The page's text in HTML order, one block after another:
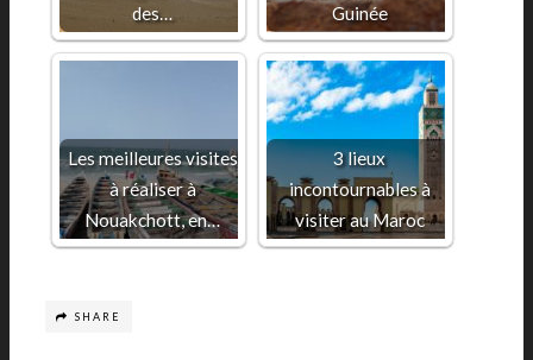
des…
Guinée
Les meilleures visites
à réaliser à
Nouakchott, en…
3 lieux
incontournables à
visiter au Maroc
SHARE